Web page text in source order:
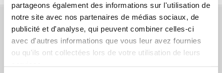
partageons également des informations sur l'utilisation de
notre site avec nos partenaires de médias sociaux, de
publicité et d'analyse, qui peuvent combiner celles-ci
avec d'autres informations que vous leur avez fournies
ou qu'ils ont collectées lors de votre utilisation de leurs
AVANT L'ACHAT
COMMANDES